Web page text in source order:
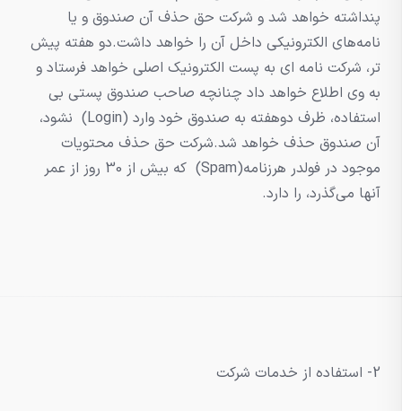
پنداشته خواهد شد و شرکت حق حذف آن صندوق و یا
نامه‌های الکترونیکی داخل آن را خواهد داشت.دو هفته پیش
تر، شرکت نامه ای به پست الکترونیک اصلی خواهد فرستاد و
به وی اطلاع خواهد داد چنانچه صاحب صندوق پستی بی
استفاده، ظرف دوهفته به صندوق خود وارد (Login) نشود،
آن صندوق حذف خواهد شد.شرکت حق حذف محتویات
موجود در فولدر هرزنامه(Spam) که بیش از 30 روز از عمر
آنها می‌گذرد، را دارد.
2- استفاده از خدمات شرکت